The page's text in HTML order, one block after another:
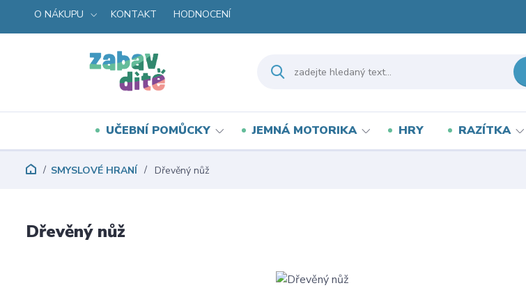
O NÁKUPU KONTAKT HODNOCENÍ
UČEBNÍ POMŮCKY JEMNÁ MOTORIKA HRY RAZÍTKA
SMYSLOVÉ HRANÍ Dřevěný nůž
Dřevěný nůž